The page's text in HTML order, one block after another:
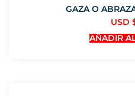
GAZA O
USD
AÑADIR